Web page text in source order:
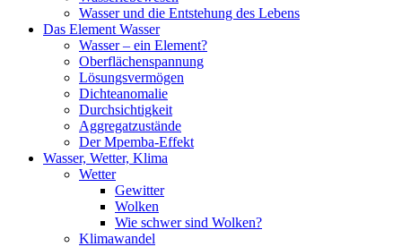
Wasser und die Entstehung des Lebens
Das Element Wasser
Wasser – ein Element?
Oberflächenspannung
Lösungsvermögen
Dichteanomalie
Durchsichtigkeit
Aggregatzustände
Der Mpemba-Effekt
Wasser, Wetter, Klima
Wetter
Gewitter
Wolken
Wie schwer sind Wolken?
Klimawandel